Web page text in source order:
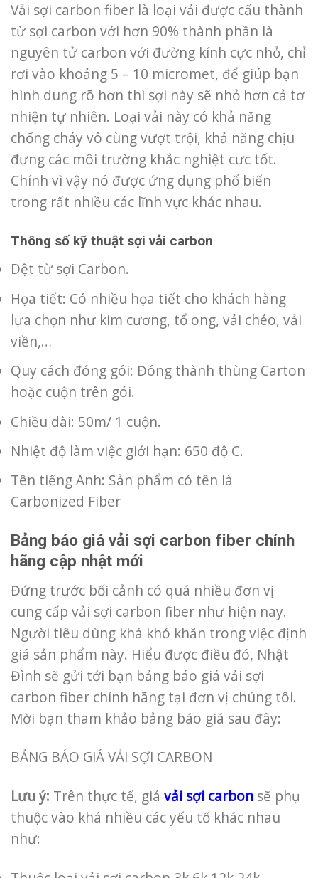
Vải sợi carbon fiber là loại vải được cấu thành
từ sợi carbon với hơn 90% thành phần là
nguyên tử carbon với đường kính cực nhỏ, chỉ
rơi vào khoảng 5 – 10 micromet, để giúp bạn
hình dung rõ hơn thì sợi này sẽ nhỏ hơn cả tơ
nhiện tự nhiên. Loại vải này có khả năng
chống cháy vô cùng vượt trội, khả năng chịu
đựng các môi trường khắc nghiệt cực tốt.
Chính vì vậy nó được ứng dụng phổ biến
trong rất nhiều các lĩnh vực khác nhau.
Thông số kỹ thuật sợi vải carbon
Dệt từ sợi Carbon.
Họa tiết: Có nhiều họa tiết cho khách hàng
lựa chọn như kim cương, tổ ong, vải chéo, vải
viền,…
Quy cách đóng gói: Đóng thành thùng Carton
hoặc cuộn trên gói.
Chiều dài: 50m/ 1 cuộn.
Nhiệt độ làm việc giới hạn: 650 độ C.
Tên tiếng Anh: Sản phẩm có tên là
Carbonized Fiber
Bảng báo giá vải sợi carbon fiber chính
hãng cập nhật mới
Đứng trước bối cảnh có quá nhiều đơn vị
cung cấp vải sợi carbon fiber như hiện nay.
Người tiêu dùng khá khó khăn trong việc định
giá sản phẩm này. Hiểu được điều đó, Nhật
Đình sẽ gửi tới bạn bảng báo giá vải sợi
carbon fiber chính hãng tại đơn vị chúng tôi.
Mời bạn tham khảo bảng báo giá sau đây:
BẢNG BÁO GIÁ VẢI SỢI CARBON
Lưu ý: Trên thực tế, giá vải sợi carbon sẽ phụ
thuộc vào khá nhiều các yếu tố khác nhau
như: